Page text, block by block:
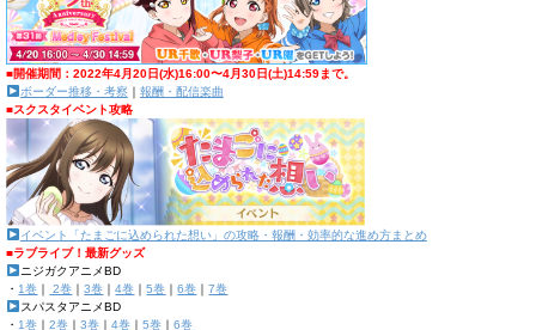
■開催期間：2022年4月20日(水)16:00〜4月30日(土)14:59まで。
ボーダー推移・考察｜ 報酬・配信楽曲
■スクスタイベント攻略
イベント「たまごに込められた想い」の攻略・報酬・効率的な進め方まとめ
■ラブライブ！最新グッズ
ニジガクアニメBD
・ 1巻 ｜ 2巻 ｜3巻 ｜4巻 ｜5巻 ｜6巻 ｜7巻
スパスタアニメBD
・ 1巻 ｜2巻 ｜3巻 ｜4巻 ｜5巻 ｜6巻